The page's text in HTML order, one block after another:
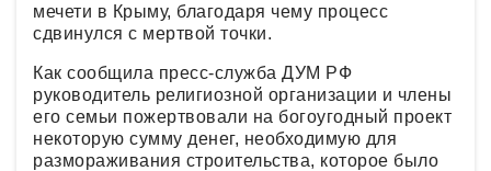
мечети в Крыму, благодаря чему процесс
сдвинулся с мертвой точки.
Как сообщила пресс-служба ДУМ РФ
руководитель религиозной организации и члены
его семьи пожертвовали на богоугодный проект
некоторую сумму денег, необходимую для
размораживания строительства, которое было